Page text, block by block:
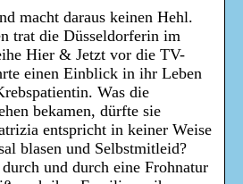
macht daraus keinen Hehl.
trat die Düsseldorferin im
Hier & Jetzt vor die TV-
einen Einblick in ihr Leben
Was die
bekamen, dürfte sie
entspricht in keiner Weise
blasen und Selbstmitleid?
und durch eine Frohnatur